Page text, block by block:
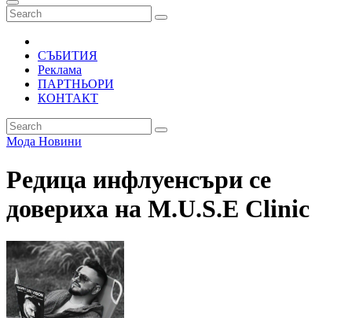
СЪБИТИЯ
Реклама
ПАРТНЬОРИ
КОНТАКТ
Мода Новини
Редица инфлуенсъри се
довериха на M.U.S.Е Clinic